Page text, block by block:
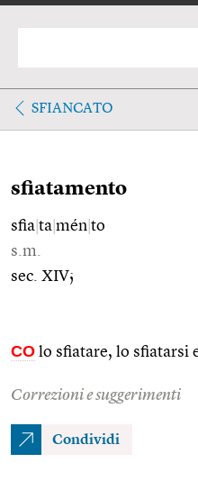
SFIANCATO
sfiatamento
sfia ta mén to
s.m.
sec. XIV;
CO lo sfiatare, lo sfiatarsi
Correzioni e suggerimenti
Condividi